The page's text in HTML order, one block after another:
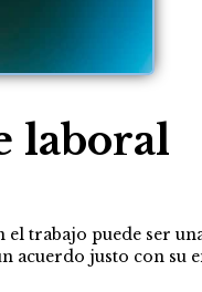
laboral
trabajo puede ser
acuerdo justo con su